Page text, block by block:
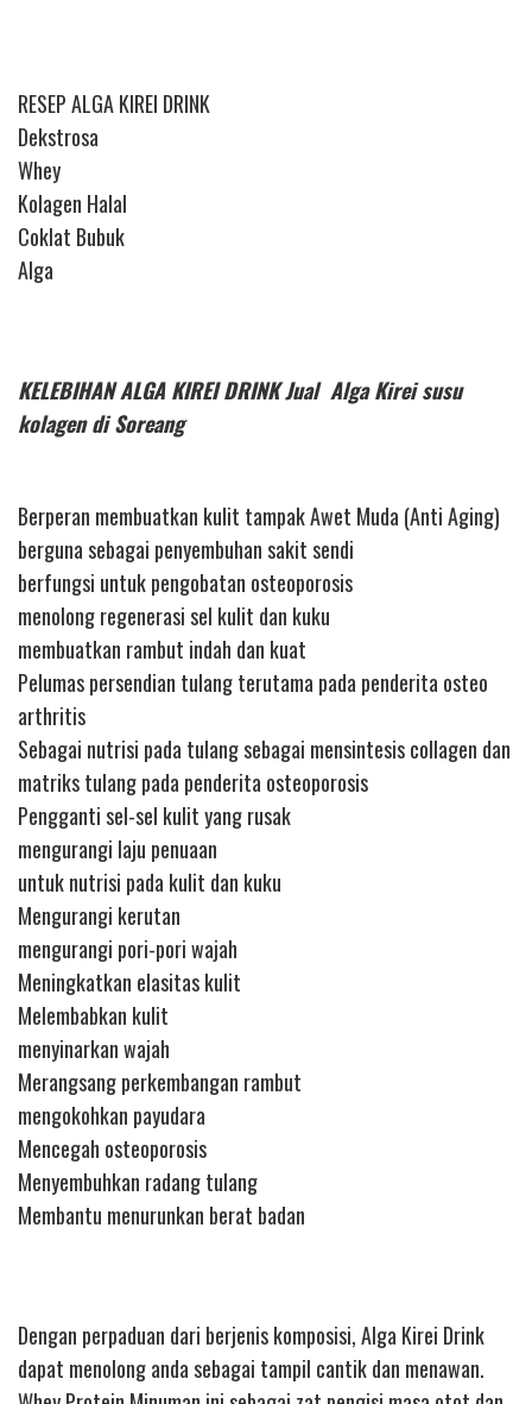
RESEP ALGA KIREI DRINK
Dekstrosa
Whey
Kolagen Halal
Coklat Bubuk
Alga
KELEBIHAN ALGA KIREI DRINK Jual Alga Kirei susu
kolagen di Soreang
Berperan membuatkan kulit tampak Awet Muda (Anti Aging)
berguna sebagai penyembuhan sakit sendi
berfungsi untuk pengobatan osteoporosis
menolong regenerasi sel kulit dan kuku
membuatkan rambut indah dan kuat
Pelumas persendian tulang terutama pada penderita osteo
arthritis
Sebagai nutrisi pada tulang sebagai mensintesis collagen dan
matriks tulang pada penderita osteoporosis
Pengganti sel-sel kulit yang rusak
mengurangi laju penuaan
untuk nutrisi pada kulit dan kuku
Mengurangi kerutan
mengurangi pori-pori wajah
Meningkatkan elasitas kulit
Melembabkan kulit
menyinarkan wajah
Merangsang perkembangan rambut
mengokohkan payudara
Mencegah osteoporosis
Menyembuhkan radang tulang
Membantu menurunkan berat badan
Dengan perpaduan dari berjenis komposisi, Alga Kirei Drink
dapat menolong anda sebagai tampil cantik dan menawan.